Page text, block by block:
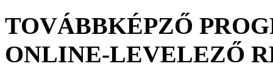
TOVÁBBKÉPZŐ
ONLINE-LEVELEZŐ